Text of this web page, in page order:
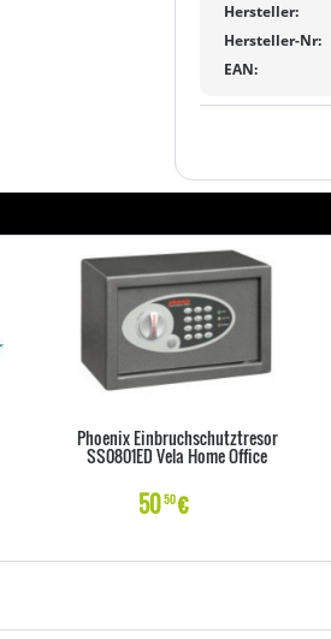
Hersteller:
Hersteller-Nr:
EAN:
Phoenix Einbruchschutztresor
SS0801ED Vela Home Office
5050€